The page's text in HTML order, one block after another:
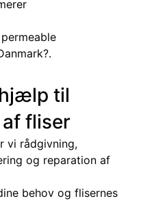
til
fliser
vi rådgivning,
og reparation af
behov og flisernes